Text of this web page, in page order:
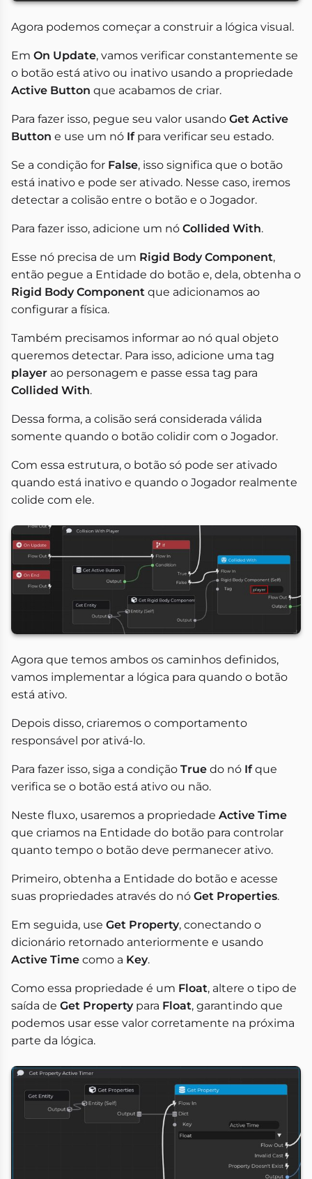
Agora podemos começar a construir a lógica visual.
Em On Update, vamos verificar constantemente se
o botão está ativo ou inativo usando a propriedade
Active Button que acabamos de criar.
Para fazer isso, pegue seu valor usando Get Active
Button e use um nó Ifpara verificar seu estado.
Se a condição for False, isso significa que o botão
está inativo e pode ser ativado. Nesse caso, iremos
detectar a colisão entre o botão e o Jogador.
Para fazer isso, adicione um nó Collided With.
Esse nó precisa de um Rigid Body Component,
então pegue a Entidade do botão e, dela, obtenha o
Rigid Body Component que adicionamos ao
configurar a física.
Também precisamos informar ao nó qual objeto
queremos detectar. Para isso, adicione uma tag
player ao personagem e passe essa tag para
Collided With.
Dessa forma, a colisão será considerada válida
somente quando o botão colidir com o Jogador.
Com essa estrutura, o botão só pode ser ativado
quando está inativo e quando o Jogador realmente
colide com ele.
Agora que temos ambos os caminhos definidos,
vamos implementar a lógica para quando o botão
está ativo.
Depois disso, criaremos o comportamento
responsável por ativá-lo.
Para fazer isso, siga a condição True do nó Ifque
verifica se o botão está ativo ou não.
Neste fluxo, usaremos a propriedade Active Time
que criamos na Entidade do botão para controlar
quanto tempo o botão deve permanecer ativo.
Primeiro, obtenha a Entidade do botão e acesse
suas propriedades através do nó Get Properties.
Em seguida, use Get Property, conectando o
dicionário retornado anteriormente e usando
Active Time como a Key.
Como essa propriedade é um Float, altere o tipo de
saída de Get Propertypara Float, garantindo que
podemos usar esse valor corretamente na próxima
parte da lógica.